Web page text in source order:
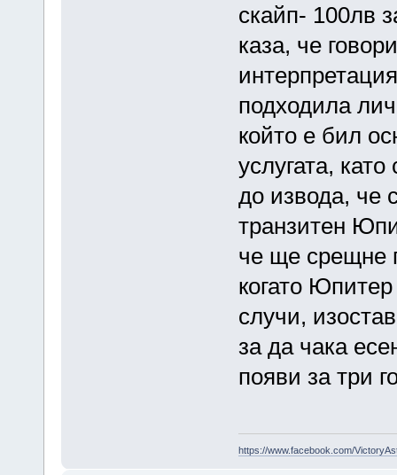
скайп- 100лв
каза, че
подходила
който е бил
услугата,
до извода, че
транзитен
че ще срещне
когато
случи,
за да чака
появи за три
https://www.facebook.com/